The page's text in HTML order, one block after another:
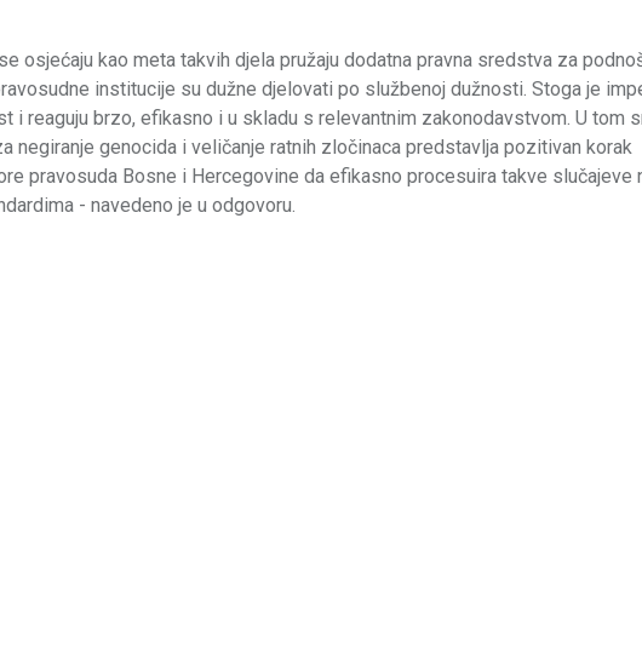
osjećaju kao meta takvih djela pružaju dodatna pravna sredstva za
institucije su dužne djelovati po službenoj dužnosti. Stoga je
i reaguju brzo, efikasno i u skladu s relevantnim zakonodavstvom. U tom
negiranje genocida i veličanje ratnih zločinaca predstavlja pozitivan korak
pravosuda Bosne i Hercegovine da efikasno procesuira takve slučajeve
- navedeno je u odgovoru.